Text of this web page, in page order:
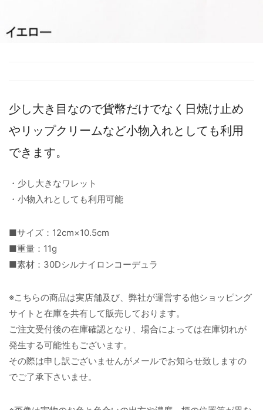
少し大き目なので貨幣だけでなく日焼け止め
やリップクリームなど小物入れとしても利用
できます。
・少し大きなワレット
・小物入れとしても利用可能
■サイズ：12cm×10.5cm
■重量：11g
■素材：30Dシルナイロンコーデュラ
※こちらの商品は実店舗及び、弊社が運営する他ショッピング
サイトと在庫を共有して販売しております。
ご注文受付後の在庫確認となり、場合によっては在庫切れが
発生する可能性もございます。
その際は申し訳ございませんがメールでお知らせ致しますの
でご了承下さいませ。